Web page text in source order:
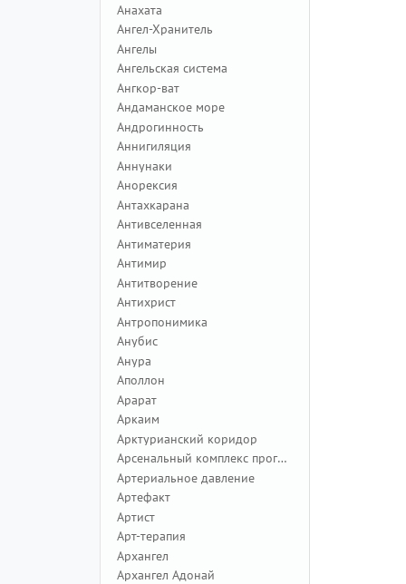
Анахата
Ангел-Хранитель
Ангелы
Ангельская система
Ангкор-ват
Андаманское море
Андрогинность
Аннигиляция
Аннунаки
Анорексия
Антахкарана
Антивселенная
Антиматерия
Антимир
Антитворение
Антихрист
Антропонимика
Анубис
Анура
Аполлон
Арарат
Аркаим
Арктурианский коридор
Арсенальный комплекс программ
Артериальное давление
Артефакт
Артист
Арт-терапия
Архангел
Архангел Адонай